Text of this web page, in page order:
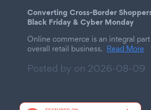
Converting Cross-Border
Black Friday & Cyber Monday
Online commerce is an integral
overall retail business. Read More
Posted by on 2026-08-09